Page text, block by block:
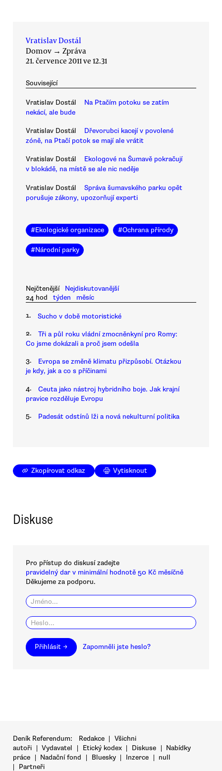
Vratislav Dostál
Domov → Zpráva
21. července 2011 ve 12.31
Související
Vratislav Dostál
Na Ptačím potoku se zatím
nekácí, ale bude
Vratislav Dostál
Dřevorubci kacejí v povolené
zóně, na Ptačí potok se mají ale vrátit
Vratislav Dostál
Ekologové na Šumavě pokračují
v blokádě, na místě se ale nic neděje
Vratislav Dostál
Správa šumavského parku opět
porušuje zákony, upozorňují experti
#Ekologické organizace #Ochrana přírody
#Národní parky
Nejčtenější
Nejdiskutovanější
24 hod
týden měsíc
1. Sucho v době motoristické
2.
Tři a půl roku vládní zmocněnkyní pro Romy:
Co jsme dokázali a proč jsem odešla
3.
Evropa se změně klimatu přizpůsobí. Otázkou
je kdy, jak a co s příčinami
4.
Ceuta jako nástroj hybridního boje. Jak krajní
pravice rozděluje Evropu
5. Padesát odstínů lži a nová nekulturní politika
Zkopírovat odkaz Vytisknout
Diskuse
Pro přístup do diskusí zadejte
pravidelný dar v minimální hodnotě 50 Kč měsíčně
Děkujeme za podporu.
Přihlásit → Zapomněli jste heslo?
Deník Referendum: Redakce | Všichni
autoři | Vydavatel | Etický kodex | Diskuse | Nabídky
práce | Nadační fond | Bluesky | Inzerce | null
|
Partneři